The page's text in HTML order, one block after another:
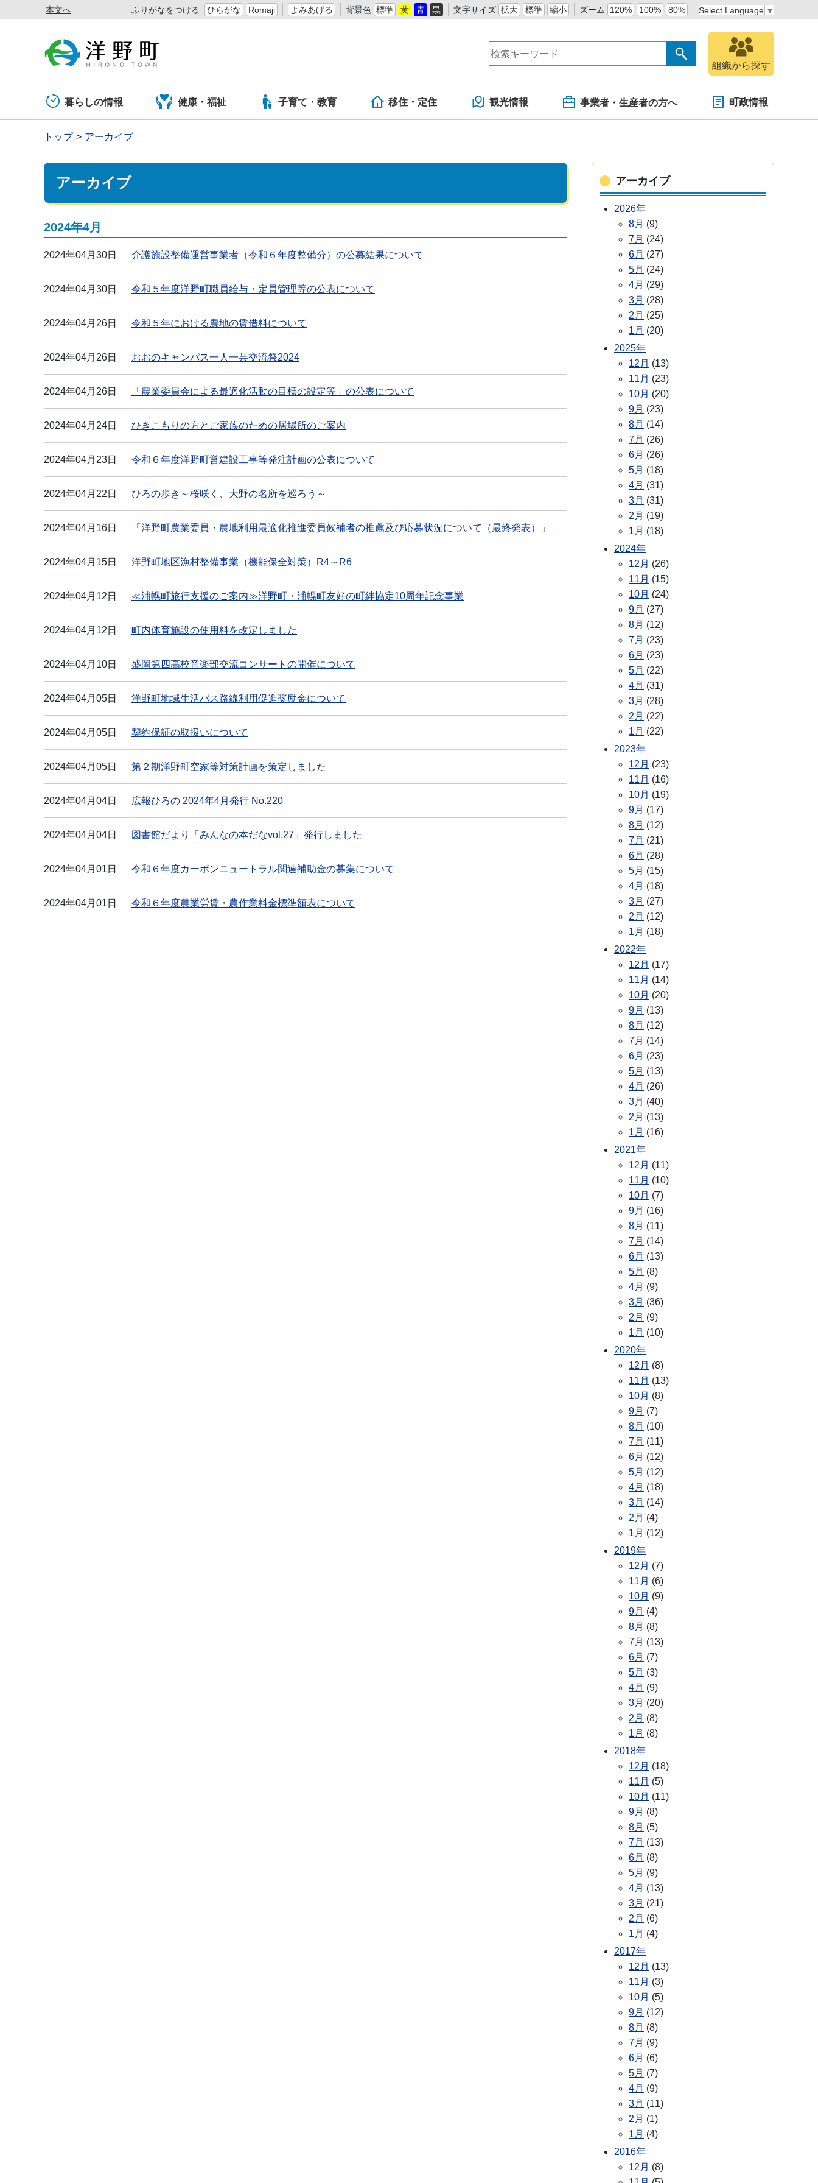
本文へ ふりがなをつける ひらがな Romaji よみあげる 背景色 標準 黄 青 黒 文字サイズ 拡大 標準 縮小 ズーム 120% 100% 80% Select Language ▼
組織から探す
暮らしの情報 健康・福祉 子育て・教育 移住・定住 観光情報 事業者・生産者の方へ 町政情報
トップ アーカイブ
アーカイブ
2024年4月
2024年04月30日 介護施設整備運営事業者（令和６年度整備分）の公募結果について
2024年04月30日 令和５年度洋野町職員給与・定員管理等の公表について
2024年04月26日 令和５年における農地の賃借料について
2024年04月26日 おおのキャンパス一人一芸交流祭2024
2024年04月26日 「農業委員会による最適化活動の目標の設定等」の公表について
2024年04月24日 ひきこもりの方とご家族のための居場所のご案内
2024年04月23日 令和６年度洋野町営建設工事等発注計画の公表について
2024年04月22日 ひろの歩き～桜咲く、大野の名所を巡ろう～
2024年04月16日 「洋野町農業委員・農地利用最適化推進委員候補者の推薦及び応募状況について（最終発表）」
2024年04月15日 洋野町地区漁村整備事業（機能保全対策）R4～R6
2024年04月12日 ≪浦幌町旅行支援のご案内≫洋野町・浦幌町友好の町絆協定10周年記念事業
2024年04月12日 町内体育施設の使用料を改定しました
2024年04月10日 盛岡第四高校音楽部交流コンサートの開催について
2024年04月05日 洋野町地域生活バス路線利用促進奨励金について
2024年04月05日 契約保証の取扱いについて
2024年04月05日 第２期洋野町空家等対策計画を策定しました
2024年04月04日 広報ひろの 2024年4月発行 No.220
2024年04月04日 図書館だより「みんなの本だなvol.27」発行しました
2024年04月01日 令和６年度カーボンニュートラル関連補助金の募集について
2024年04月01日 令和６年度農業労賃・農作業料金標準額表について
アーカイブ
2026年
8月 (9)
7月 (24)
6月 (27)
5月 (24)
4月 (29)
3月 (28)
2月 (25)
1月 (20)
2025年
12月 (13)
11月 (23)
10月 (20)
9月 (23)
8月 (14)
7月 (26)
6月 (26)
5月 (18)
4月 (31)
3月 (31)
2月 (19)
1月 (18)
2024年
12月 (26)
11月 (15)
10月 (24)
9月 (27)
8月 (12)
7月 (23)
6月 (23)
5月 (22)
4月 (31)
3月 (28)
2月 (22)
1月 (22)
2023年
12月 (23)
11月 (16)
10月 (19)
9月 (17)
8月 (12)
7月 (21)
6月 (28)
5月 (15)
4月 (18)
3月 (27)
2月 (12)
1月 (18)
2022年
12月 (17)
11月 (14)
10月 (20)
9月 (13)
8月 (12)
7月 (14)
6月 (23)
5月 (13)
4月 (26)
3月 (40)
2月 (13)
1月 (16)
2021年
12月 (11)
11月 (10)
10月 (7)
9月 (16)
8月 (11)
7月 (14)
6月 (13)
5月 (8)
4月 (9)
3月 (36)
2月 (9)
1月 (10)
2020年
12月 (8)
11月 (13)
10月 (8)
9月 (7)
8月 (10)
7月 (11)
6月 (12)
5月 (12)
4月 (18)
3月 (14)
2月 (4)
1月 (12)
2019年
12月 (7)
11月 (6)
10月 (9)
9月 (4)
8月 (8)
7月 (13)
6月 (7)
5月 (3)
4月 (9)
3月 (20)
2月 (8)
1月 (8)
2018年
12月 (18)
11月 (5)
10月 (11)
9月 (8)
8月 (5)
7月 (13)
6月 (8)
5月 (9)
4月 (13)
3月 (21)
2月 (6)
1月 (4)
2017年
12月 (13)
11月 (3)
10月 (5)
9月 (12)
8月 (8)
7月 (9)
6月 (6)
5月 (7)
4月 (9)
3月 (11)
2月 (1)
1月 (4)
2016年
12月 (8)